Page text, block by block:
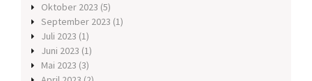
Oktober 2023 (5)
September 2023 (1)
Juli 2023 (1)
Juni 2023 (1)
Mai 2023 (3)